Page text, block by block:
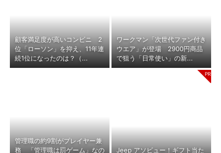
顧客満足度が高いコンビニ 2
位「ローソン」を抑え、11年連
続1位になったのは？（...
ワークマン「次世代ファン付き
ウエア」が登場 2900円商品
で狙う「日常使い」の新...
管理職の約9割がプレイヤー兼
務 「管理職は罰ゲーム」なの
Jeep アソビュー！ギフト当た